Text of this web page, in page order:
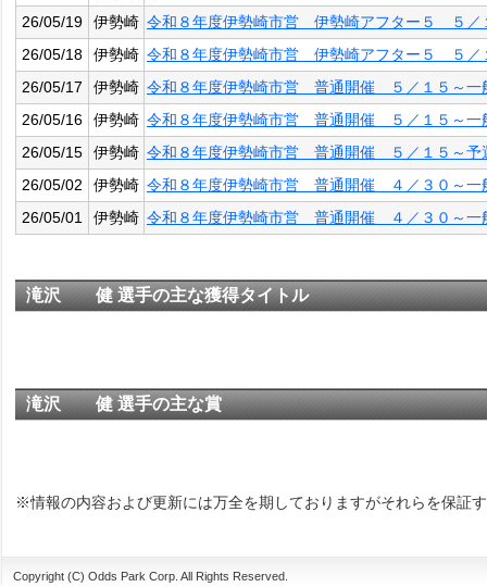
26/05/19
伊勢崎 令和８年度伊勢崎市営 伊勢崎アフター５ ５／
26/05/18
伊勢崎 令和８年度伊勢崎市営 伊勢崎アフター５ ５／
26/05/17
伊勢崎 令和８年度伊勢崎市営 普通開催 ５／１５～一
26/05/16
伊勢崎 令和８年度伊勢崎市営 普通開催 ５／１５～一
26/05/15
伊勢崎 令和８年度伊勢崎市営 普通開催 ５／１５～予
26/05/02
伊勢崎 令和８年度伊勢崎市営 普通開催 ４／３０～一
26/05/01
伊勢崎 令和８年度伊勢崎市営 普通開催 ４／３０～一
滝沢 健 選手の主な獲得タイトル
滝沢 健 選手の主な賞
※情報の内容および更新には万全を期しておりますがそれらを保証
Copyright (C) Odds Park Corp. All Rights Reserved.